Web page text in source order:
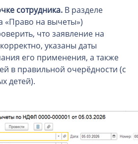
сотрудника. В разделе
«Право на вычеты»)
что заявление на
указаны даты
его применения, а также
в правильной очерёдности (с
детей).